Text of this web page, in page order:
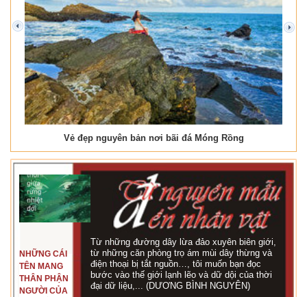
Vẻ đẹp nguyên bản nơi bãi đá Móng Rồng
prev next
NHỮNG CÁI
TÊN MANG
THÂN PHẬN
NGƯỜI CỦA
Từ những đường dây lừa đảo xuyên biên giới,
từ những căn phòng trọ ám mùi dây thừng và
điện thoại bị tắt nguồn…, tôi muốn bạn đọc
bước vào thế giới lạnh lẽo và dữ dội của thời
đại dữ liệu,... (DƯƠNG BÌNH NGUYÊN)